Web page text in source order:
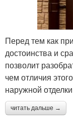
Перед тем как
достоинства и
позволит
чем отличия
наружной
читать дальше →